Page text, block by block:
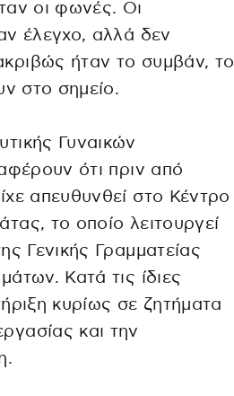
οι φωνές. Οι
έλεγχο, αλλά δεν
ήταν το συμβάν, το
στο σημείο.
Γυναικών
ότι πριν από
απευθυνθεί στο Κέντρο
το οποίο λειτουργεί
Γενικής Γραμματείας
Κατά τις ίδιες
κυρίως σε ζητήματα
και την